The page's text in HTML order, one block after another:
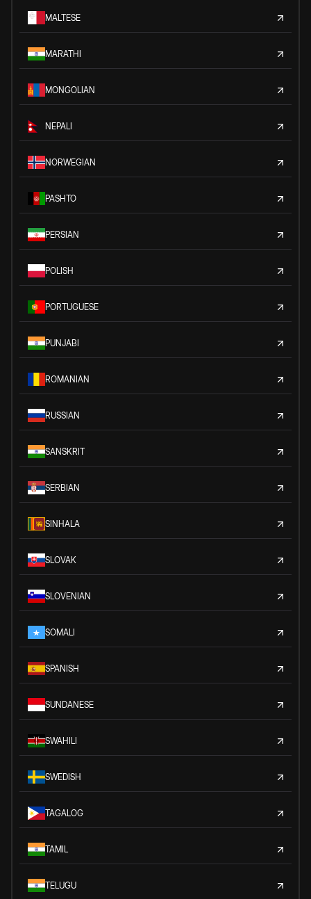
MALTESE
MARATHI
MONGOLIAN
NEPALI
NORWEGIAN
PASHTO
PERSIAN
POLISH
PORTUGUESE
PUNJABI
ROMANIAN
RUSSIAN
SANSKRIT
SERBIAN
SINHALA
SLOVAK
SLOVENIAN
SOMALI
SPANISH
SUNDANESE
SWAHILI
SWEDISH
TAGALOG
TAMIL
TELUGU